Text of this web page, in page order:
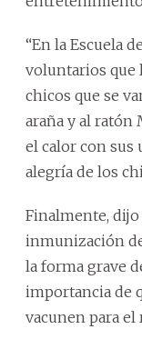
“En la Escuela
voluntarios que
chicos que se
araña y al ratón
el calor con sus
alegría de los
Finalmente,
inmunización
la forma grave
importancia de
vacunen para el